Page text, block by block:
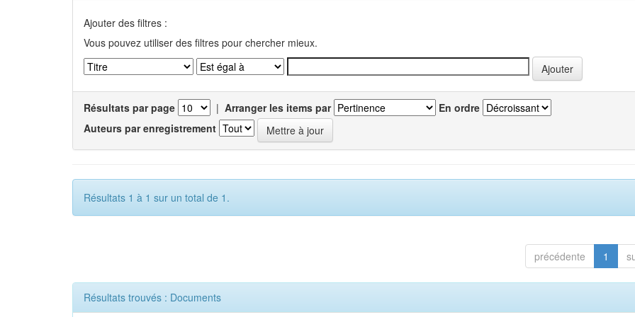
Ajouter des filtres :
Vous pouvez utiliser des filtres pour chercher mieux.
Résultats par page | Arranger les items par
En ordre
Auteurs par enregistrement
Résultats 1 à 1 sur un total de 1.
précédente 1
Résultats trouvés : Documents